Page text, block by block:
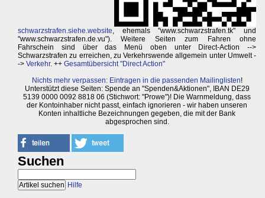
schwarzstrafen.siehe.website, ehemals "www.schwarzstrafen.tk" und
"www.schwarzstrafen.de.vu"). Weitere Seiten zum Fahren ohne
Fahrschein sind über das Menü oben unter Direct-Action -->
Schwarzstrafen zu erreichen, zu Verkehrswende allgemein unter Umwelt -
-> Verkehr. ++ Gesamtübersicht "Direct Action"
Nichts mehr verpassen: Eintragen in die passenden Mailinglisten!
Unterstützt diese Seiten: Spende an "Spenden&Aktionen", IBAN DE29
5139 0000 0092 8818 06 (Stichwort: "Prowe")! Die Warnmeldung, dass
der Kontoinhaber nicht passt, einfach ignorieren - wir haben unseren
Konten inhaltliche Bezeichnungen gegeben, die mit der Bank
abgesprochen sind.
Suchen
Hilfe